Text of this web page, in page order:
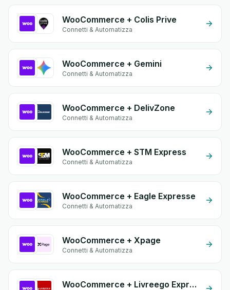
WooCommerce + Colis Prive
Connetti & Automatizza
WooCommerce + Gemini
Connetti & Automatizza
WooCommerce + DelivZone
Connetti & Automatizza
WooCommerce + STM Express
Connetti & Automatizza
WooCommerce + Eagle Expresse
Connetti & Automatizza
WooCommerce + Xpage
Connetti & Automatizza
WooCommerce + Livreego Expresse